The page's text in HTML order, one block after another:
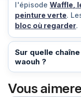
l'épisodeWaffle,
peinture verte.
bloc où regarder.
Sur quelle
waouh ?
Vous